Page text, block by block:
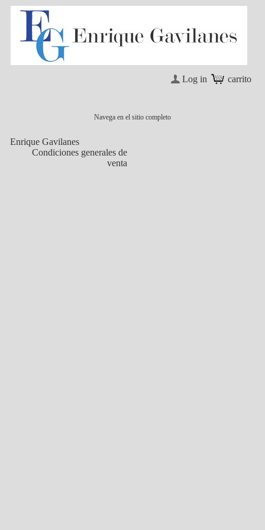
carrito
Log in
Navega en el sitio completo
Enrique Gavilanes
Condiciones generales de
venta